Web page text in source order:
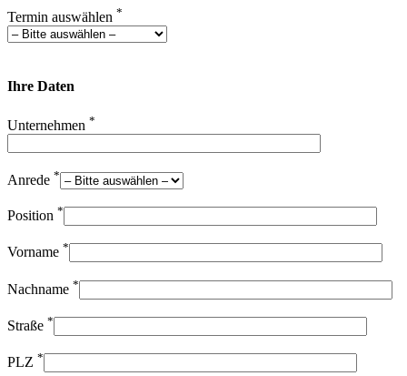
Termin auswählen *
Ihre Daten
Unternehmen *
Anrede *
Position *
Vorname *
Nachname *
Straße *
PLZ *